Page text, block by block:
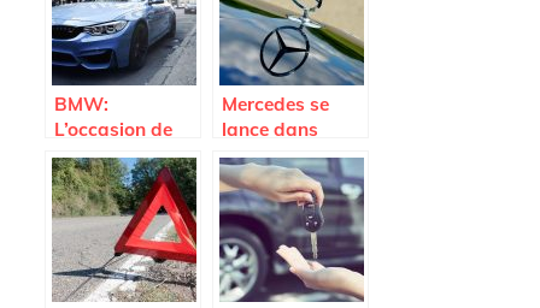
BMW:
L’occasion de
voitures
Mercedes se
lance dans
l’électrique avec
le modèle EQ et
d’autres à venir